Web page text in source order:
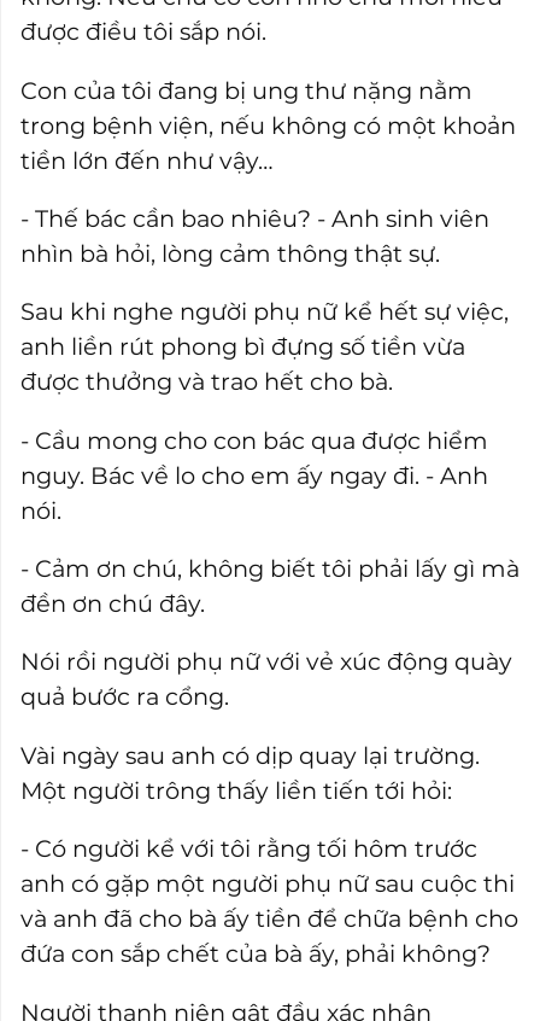
được điều tôi sắp nói.
Con của tôi đang bị ung thư nặng nằm
trong bệnh viện, nếu không có một khoản
tiền lớn đến như vậy…
- Thế bác cần bao nhiêu? - Anh sinh viên
nhìn bà hỏi, lòng cảm thông thật sự.
Sau khi nghe người phụ nữ kể hết sự việc,
anh liền rút phong bì đựng số tiền vừa
được thưởng và trao hết cho bà.
- Cầu mong cho con bác qua được hiểm
nguy. Bác về lo cho em ấy ngay đi. - Anh
nói.
- Cảm ơn chú, không biết tôi phải lấy gì mà
đền ơn chú đây.
Nói rồi người phụ nữ với vẻ xúc động quày
quả bước ra cổng.
Vài ngày sau anh có dịp quay lại trường.
Một người trông thấy liền tiến tới hỏi:
- Có người kể với tôi rằng tối hôm trước
anh có gặp một người phụ nữ sau cuộc thi
và anh đã cho bà ấy tiền để chữa bệnh cho
đứa con sắp chết của bà ấy, phải không?
Người thanh niên gật đầu xác nhận